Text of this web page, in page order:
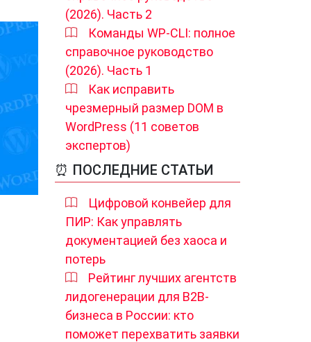
(2026). Часть 2
Команды WP-CLI: полное
справочное руководство
(2026). Часть 1
Как исправить
чрезмерный размер DOM в
WordPress (11 советов
экспертов)
⏰ ПОСЛЕДНИЕ СТАТЬИ
Цифровой конвейер для
ПИР: Как управлять
документацией без хаоса и
потерь
Рейтинг лучших агентств
лидогенерации для B2B-
бизнеса в России: кто
поможет перехватить заявки